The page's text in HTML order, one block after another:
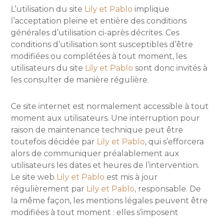
L’utilisation du site Lily et Pablo implique
l’acceptation pleine et entière des conditions
générales d’utilisation ci-après décrites. Ces
conditions d’utilisation sont susceptibles d’être
modifiées ou complétées à tout moment, les
utilisateurs du site Lily et Pablo sont donc invités à
les consulter de manière régulière.
Ce site internet est normalement accessible à tout
moment aux utilisateurs. Une interruption pour
raison de maintenance technique peut être
toutefois décidée par Lily et Pablo, qui s’efforcera
alors de communiquer préalablement aux
utilisateurs les dates et heures de l’intervention.
Le site web Lily et Pablo est mis à jour
régulièrement par Lily et Pablo, responsable. De
la même façon, les mentions légales peuvent être
modifiées à tout moment : elles s’imposent